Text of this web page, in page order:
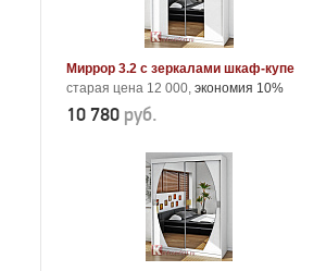
Миррор 3.2 с зеркалами шкаф-купе
старая цена 12 000, экономия 10%
10 780 руб.